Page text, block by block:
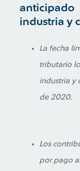
industria y
La fecha
tributario
industria y
de 2020.
Los
por pago